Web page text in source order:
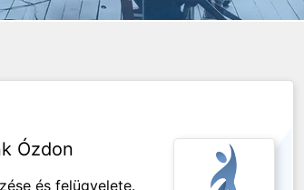
Ózdon
és felügyelete.